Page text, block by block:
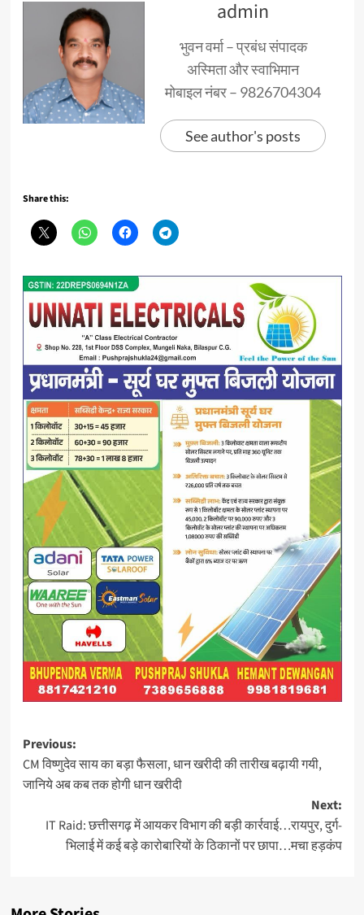
admin
भुवन वर्मा – प्रबंध संपादक
अस्मिता और स्वाभिमान
मोबाइल नंबर – 9826704304
See author's posts
Share this:
Post
navigation
Previous:
CM विष्णुदेव साय का बड़ा फैसला, धान खरीदी की तारीख बढ़ायी गयी,
जानिये अब कब तक होगी धान खरीदी
Next:
IT Raid: छत्तीसगढ़ में आयकर विभाग की बड़ी कार्रवाई…रायपुर, दुर्ग-
भिलाई में कई बड़े कारोबारियों के ठिकानों पर छापा…मचा हड़कंप